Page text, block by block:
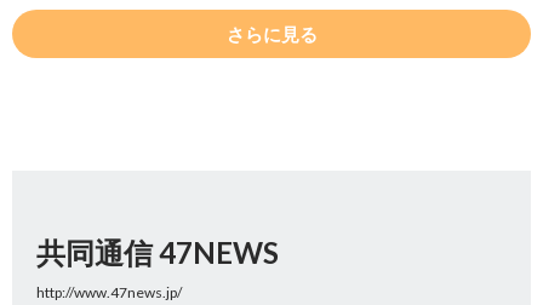
さらに見る
共同通信 47NEWS
http://www.47news.jp/